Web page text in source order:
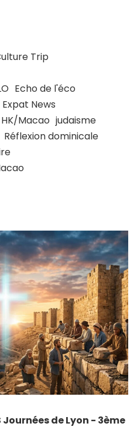
Trip
Echo de l'éco
Expat News
Macao judaisme
Réflexion dominicale
Journées de Lyon - 3ème